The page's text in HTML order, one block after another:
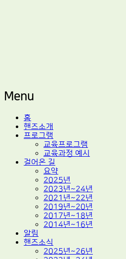
Menu
Skip
content
홈
핸즈소개
프로그램
교육프로그램
교육과정 예시
걸어온 길
요약
2025년
2023년~24년
2021년~22년
2019년~20년
2017년~18년
2014년~16년
알림
핸즈소식
2025년~26년